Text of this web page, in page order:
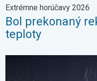
Extrémne horúčavy 2026
Bol prekonaný
teploty
Začína obdobie